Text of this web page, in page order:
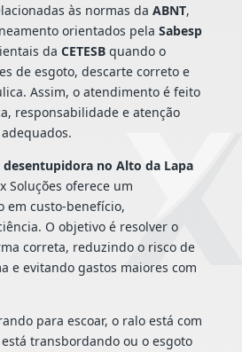
às normas da ABNT,
orientados pela Sabesp
da CETESBquando o
de esgoto, descarte correto e
Assim, o atendimento é feito
responsabilidade e atenção
desentupidora no Alto da Lapa
Soluções oferece um
em custo-benefício,
O objetivo é resolver o
correta, reduzindo o risco de
e evitando gastos maiores com
para escoar, o ralo está com
transbordando ou o esgoto